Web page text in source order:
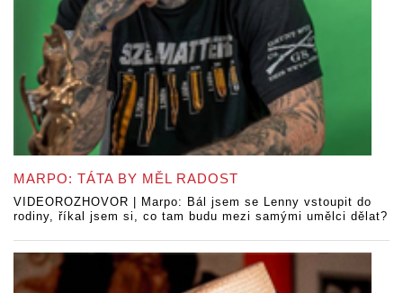
MARPO: TÁTA BY MĚL RADOST
VIDEOROZHOVOR | Marpo: Bál jsem se Lenny vstoupit do
rodiny, říkal jsem si, co tam budu mezi samými umělci dělat?